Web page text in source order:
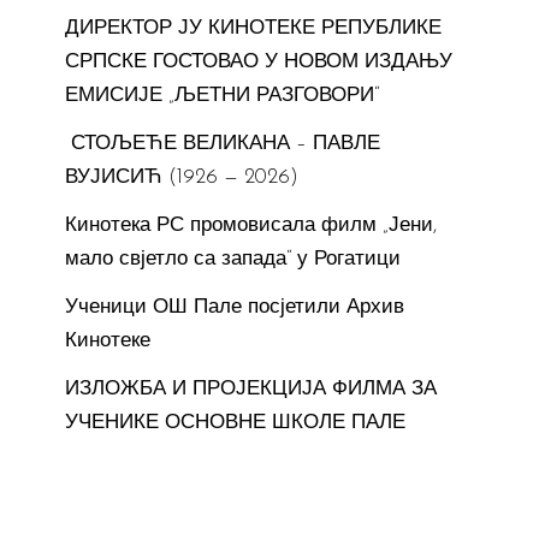
ДИРЕКТОР ЈУ КИНОТЕКЕ РЕПУБЛИКЕ
СРПСКЕ ГОСТОВАО У НОВОМ ИЗДАЊУ
ЕМИСИЈЕ „ЉЕТНИ РАЗГОВОРИ“
СТОЉЕЋЕ ВЕЛИКАНА – ПАВЛЕ
ВУЈИСИЋ (1926 — 2026)
Кинотека РС промовисала филм „Јени,
мало свјетло са запада“ у Рогатици
Ученици ОШ Пале посјетили Архив
Кинотеке
ИЗЛОЖБА И ПРОЈЕКЦИЈА ФИЛМА ЗА
УЧЕНИКЕ ОСНОВНЕ ШКОЛЕ ПАЛЕ